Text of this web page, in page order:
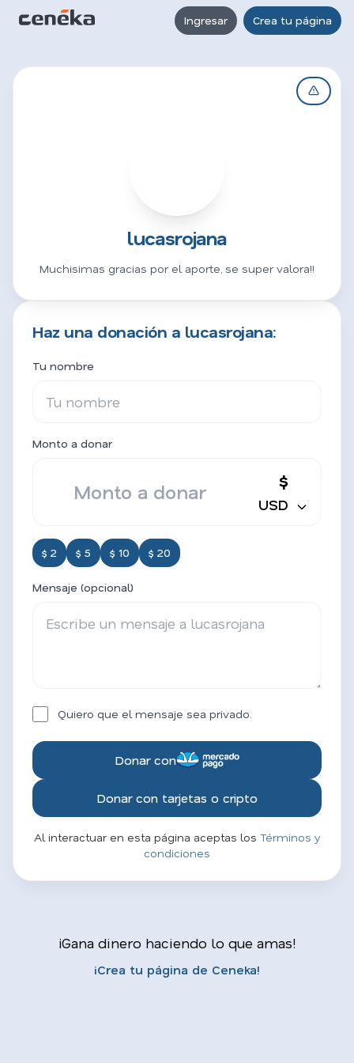
Ingresar Crea tu página
lucasrojana
Muchisimas gracias por el aporte, se super valora!!
Haz una donación a lucasrojana:
Tu nombre
Monto a donar
$
USD
$ 2 $ 5 $ 10 $ 20
Mensaje (opcional)
Quiero que el mensaje sea privado.
Donar con
Donar con tarjetas o cripto
Al interactuar en esta página aceptas los Términos y
condiciones
¡Gana dinero haciendo lo que amas!
¡Crea tu página de Ceneka!